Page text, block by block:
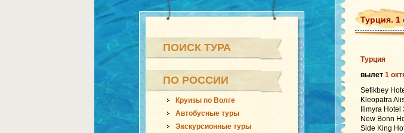
ПОИСК ТУРА
ПО РОССИИ
Круизы по Волге
Автобусные туры
Экскурсионные туры
Турция. 1
Турция
вылет 1
Sefikbey
Kleopatra
Ilimyra
New Bonn
Side King